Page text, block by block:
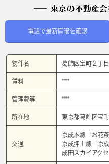
電話で最新情報を確認
物件名 葛飾区宝町２丁
賃料 ****
管理費等 ****
所在地 東京都葛飾区宝
交通
京成本線「 お花
京成押上線「 京
成田スカイアク